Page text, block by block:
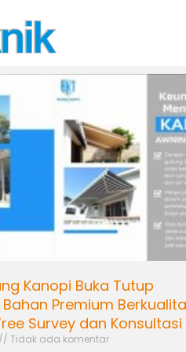
Kanopi Buka Tutup
Premium
Survey dan Konsultasi
Tidak ada komentar